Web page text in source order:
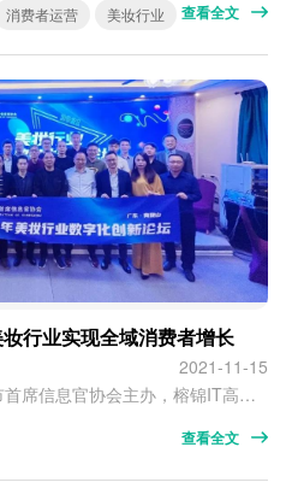
消费者运营 美妆行业 查看全文
行业实现全域消费者增长
2021-11-15
2021年4月10-11日，由广州市首席信息官协会主办，榕锦IT高管共赢圈特别支持的美妆行业数字化创新论坛在南昆山石河奇观度假山庄召开。 闭门论坛合影 数云解决方案总监刘阳受邀作为演讲嘉宾出席，与环亚、汤臣倍健、芭薇集团、无限极、樊文花、袋鼠妈妈、完美日记、栋方、流行美、柏俐臣、博然堂、臻颜、拉拉米等20来家优秀美妆品牌的企业代表、IT负责人、数字化专家共同全面剖析行业数字化转型之路。 环亚数字化…
查看全文